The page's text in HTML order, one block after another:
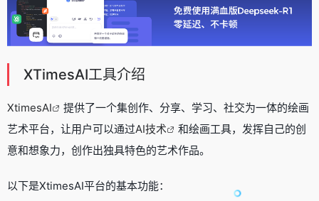
XTimesAI工具介绍
XtimesAI
提供了一个集创作、分享、学习、社交为一体的绘画
艺术平台，让用户可以通过AI技术
和绘画工具，发挥自己的创
意和想象力，创作出独具特色的艺术作品。
以下是XtimesAI平台的基本功能：